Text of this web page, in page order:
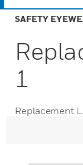
SAFETY
1
Replacement